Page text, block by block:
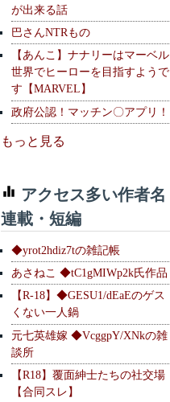
が出来る話
巴さんNTRもの
【あんこ】ナナリーはマーベル
世界でヒーローを目指すようで
す【MARVEL】
政府公認！マッチン〇アプリ！
もっと見る
アクセス多い作者名
連載・短編
◆yrot2hdiz7tの雑記帳
あさねこ ◆tC1gMIWp2k氏作品
【R-18】◆GESU1/dEaEのゲス
くない一人鍋
元七英雄嫁 ◆VcggpY/XNkの雑
談所
【R18】覆面紳士たちの社交場
【合同スレ】